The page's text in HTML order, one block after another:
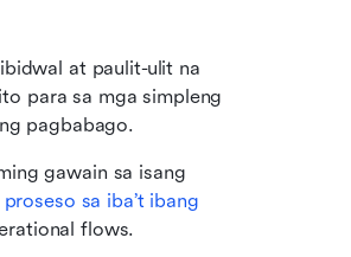
at paulit-ulit na
para sa mga simpleng
pagbabago.
gawain sa isang
sa iba’t ibang
flows.